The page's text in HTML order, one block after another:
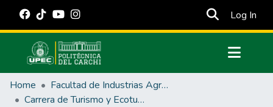
Log In
Communities & Collections
All of DSpace
Home
Facultad de Industrias Agropecuarias y Ciencias Ambientales
Carrera de Turismo y Ecoturimo